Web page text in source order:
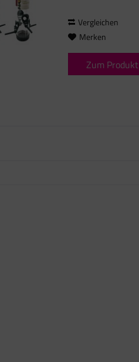
Vergleichen
Merken
Zum Produkt